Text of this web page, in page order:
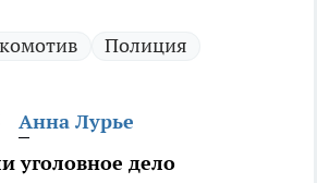
Полиция
Анна Лурье
уголовное дело